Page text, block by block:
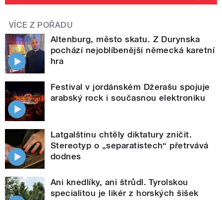
VÍCE Z POŘADU
Altenburg, město skatu. Z Durynska
pochází nejoblíbenější německá karetní
hra
Festival v jordánském Džerašu spojuje
arabský rock i současnou elektroniku
Latgalštinu chtěly diktatury zničit.
Stereotyp o „separatistech“ přetrvává
dodnes
Ani knedlíky, ani štrůdl. Tyrolskou
specialitou je likér z horských šišek